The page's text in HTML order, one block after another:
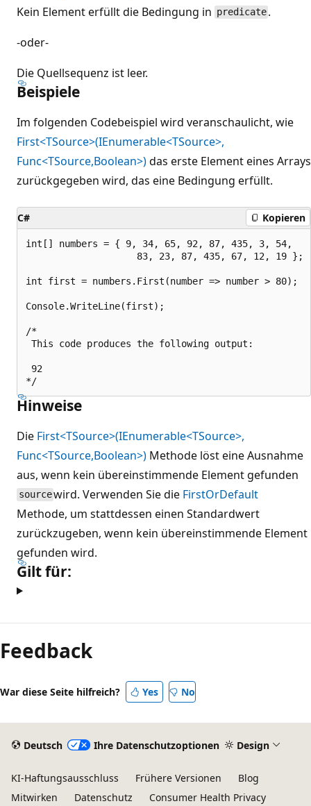
Kein Element erfüllt die Bedingung in predicate .
-oder-
Die Quellsequenz ist leer.
Beispiele
Im folgenden Codebeispiel wird veranschaulicht, wie
First<TSource>(IEnumerable<TSource>,
Func<TSource,Boolean>)das erste Element eines Arrays
zurückgegeben wird, das eine Bedingung erfüllt.
C# Kopieren
int[] numbers = { 9, 34, 65, 92, 87, 435, 3, 54,
                    83, 23, 87, 435, 67, 12, 19 };
int first = numbers.First(number => number > 80);
Console.WriteLine(first);
/*
This code produces the following output:
92
Hinweise
Die First<TSource>(IEnumerable<TSource>,
Func<TSource,Boolean>) Methode löst eine Ausnahme
aus, wenn kein übereinstimmende Element gefunden
sourcewird. Verwenden Sie die FirstOrDefault
Methode, um stattdessen einen Standardwert
zurückzugeben, wenn kein übereinstimmende Element
gefunden wird.
Gilt für:
Feedback
War diese Seite hilfreich? Yes No
Deutsch Ihre Datenschutzoptionen Design
KI-Haftungsausschluss Frühere Versionen
Blog
Mitwirken
Datenschutz Consumer Health Privacy